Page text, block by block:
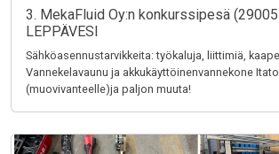
3. MekaFluid Oy:n konkurssipesä
LEPPÄVESI
Sähköasennustarvikkeita: työkaluja, liittimiä,
Vannekelavaunu ja akkukäyttöinenvannekone
(muovivanteelle)ja paljon muuta!